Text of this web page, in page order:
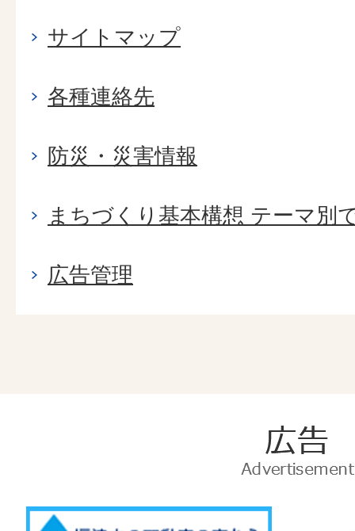
サイトマップ
各種連絡先
防災・災害情報
まちづくり基本構想 テーマ別
広告管理
告